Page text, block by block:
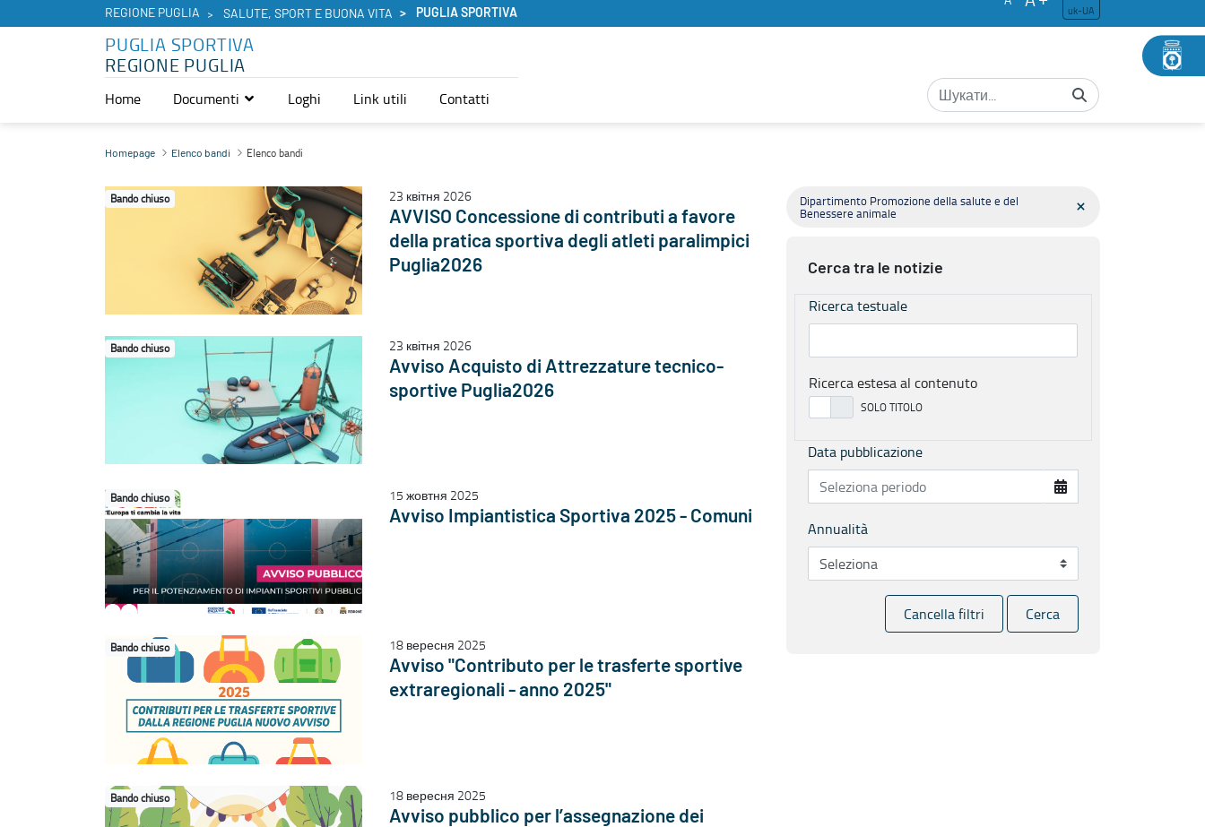
REGIONE PUGLIA SALUTE, SPORT E BUONA VITA PUGLIA SPORTIVA uk-UA
PUGLIA SPORTIVA
REGIONE PUGLIA
Home Documenti Loghi Link utili Contatti
Elenco bandi - Puglia Sportiva
Homepage Elenco bandi Elenco bandi
Bando chiuso 23 квітня 2026
AVVISO Concessione di contributi a favore
della pratica sportiva degli atleti paralimpici
Puglia2026
Bando chiuso 23 квітня 2026
Avviso Acquisto di Attrezzature tecnico-
sportive Puglia2026
Bando chiuso 15 жовтня 2025
Avviso Impiantistica Sportiva 2025 - Comuni
Bando chiuso 18 вересня 2025
Avviso "Contributo per le trasferte sportive
extraregionali - anno 2025"
Bando chiuso 18 вересня 2025
Avviso pubblico per l’assegnazione dei
Dipartimento Promozione della salute e del
Benessere animale
Cerca tra le notizie
Ricerca testuale
Ricerca estesa al contenuto
Data pubblicazione
Annualità
Cancella filtri Cerca